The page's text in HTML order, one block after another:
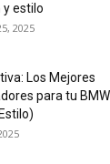
y estilo
2025
Los Mejores
para tu BMW